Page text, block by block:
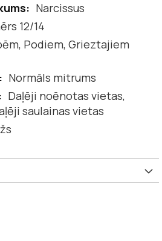
Narcissus
12/14
Podiem, Grieztajiem
Normāls mitrums
Daļēji noēnotas vietas,
saulainas vietas